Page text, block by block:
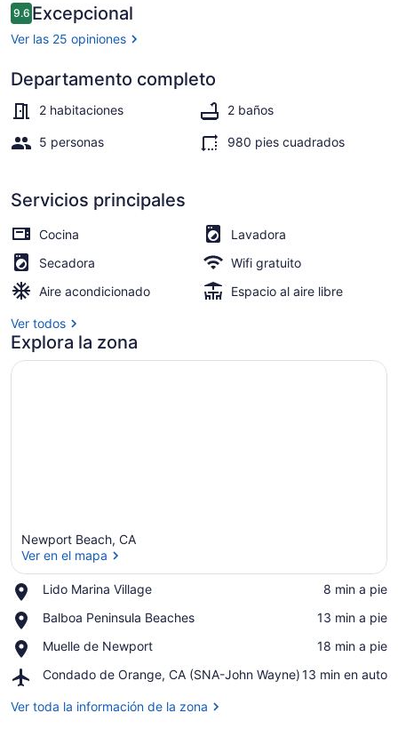
Lido
Beach
vacation
at
best!!
Restaurante al aire libre
Opiniones
9.69.6 de 10,
Excepcional
Ver las 25 opiniones
Departamento completo
2 habitaciones 2 baños
5 personas 980 pies cuadrados
Servicios principales
Cocina
Lavadora
Secadora
Wifi gratuito
Aire acondicionado
Espacio al aire libre
Ver todos
Explora la zona
Newport Beach, CA
Ver en el mapa
Lido Marina Village
Place,
Marina
‪8 min a pie‬
Balboa Peninsula Beaches
Place,
Peninsula
‪13 min a pie‬
Muelle de Newport
Place,
de
‪18 min a pie‬
Condado de Orange, CA (SNA-John Wayne)
Airport,
de
‪13 min en auto‬
Ver toda la información de la zona